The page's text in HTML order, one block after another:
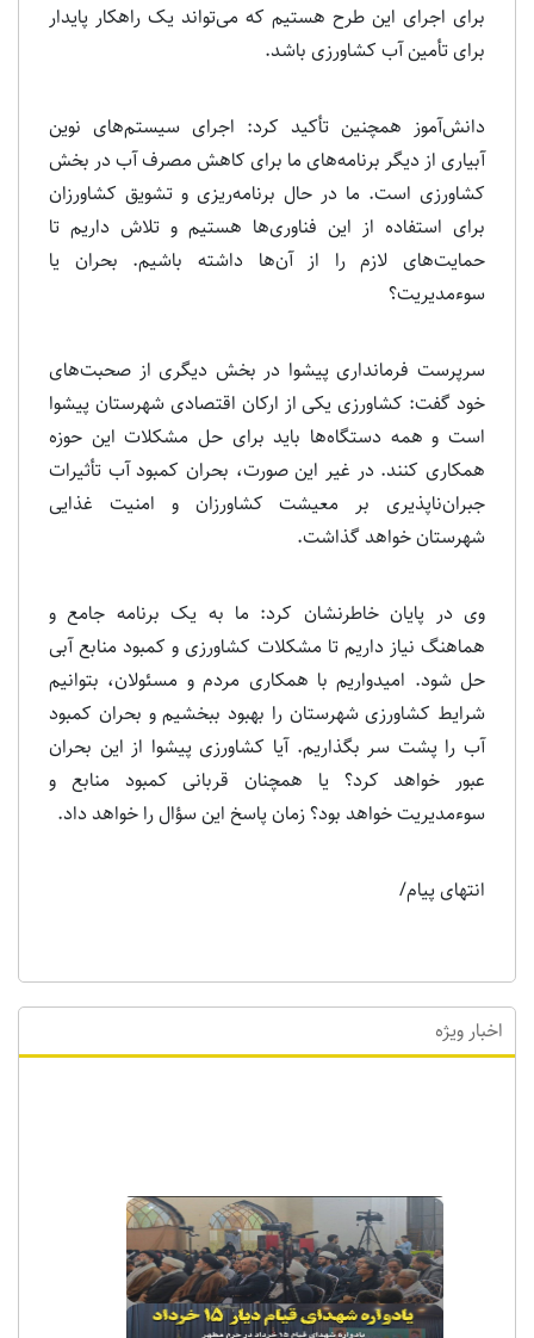
برای اجرای این طرح هستیم که می‌تواند یک راهکار پایدار
برای تأمین آب کشاورزی باشد.
دانش‌آموز همچنین تأکید کرد: اجرای سیستم‌های نوین
آبیاری از دیگر برنامه‌های ما برای کاهش مصرف آب در بخش
کشاورزی است. ما در حال برنامه‌ریزی و تشویق کشاورزان
برای استفاده از این فناوری‌ها هستیم و تلاش داریم تا
حمایت‌های لازم را از آن‌ها داشته باشیم. بحران یا
سوءمدیریت؟
سرپرست فرمانداری پیشوا در بخش دیگری از صحبت‌های
خود گفت: کشاورزی یکی از ارکان اقتصادی شهرستان پیشوا
است و همه دستگاه‌ها باید برای حل مشکلات این حوزه
همکاری کنند. در غیر این صورت، بحران کمبود آب تأثیرات
جبران‌ناپذیری بر معیشت کشاورزان و امنیت غذایی
شهرستان خواهد گذاشت.
وی در پایان خاطرنشان کرد: ما به یک برنامه جامع و
هماهنگ نیاز داریم تا مشکلات کشاورزی و کمبود منابع آبی
حل شود. امیدواریم با همکاری مردم و مسئولان، بتوانیم
شرایط کشاورزی شهرستان را بهبود ببخشیم و بحران کمبود
آب را پشت سر بگذاریم. آیا کشاورزی پیشوا از این بحران
عبور خواهد کرد؟ یا همچنان قربانی کمبود منابع و
سوءمدیریت خواهد بود؟ زمان پاسخ این سؤال را خواهد داد.
انتهای پیام/
اخبار ویژه